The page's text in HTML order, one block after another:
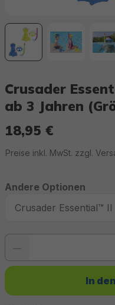
Crusader
ab 3 Jahren
18,95 €
Preise inkl. MwSt. zzgl.
Andere Optionen
Produkt Anzahl: Gib den
In